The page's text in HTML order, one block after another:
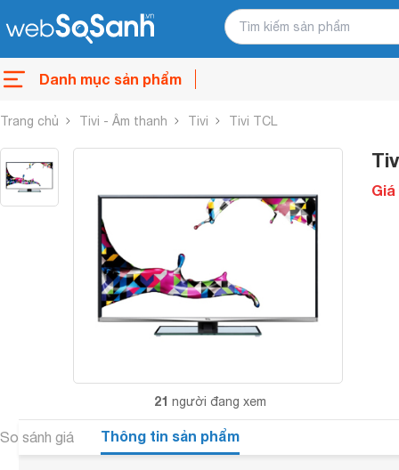
Danh mục sản phẩm
Trang chủ Tivi - Âm thanh Tivi Tivi TCL
21 người đang xem
So sánh giá Thông tin sản phẩm